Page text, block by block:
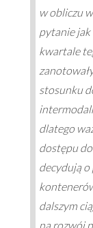
w obliczu
pytanie
kwartale
stosunku
dlatego
dostępu
decydują
dalszym
na rozwój